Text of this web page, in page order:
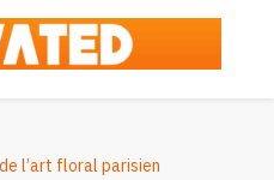
l’art floral parisien